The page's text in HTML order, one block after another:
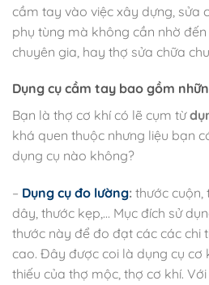
cầm tay vào việc xây dựng, sửa
phụ tùng mà không cần nhờ
chuyên gia, hay thợ sửa chữa
Dụng cụ cầm tay bao gồm
Bạn là thợ cơ khí có lẽ cụm từ
khá quen thuộc nhưng liệu bạn
dụng cụ nào không?
– Dụng cụ đo lường: thước cuộn,
dây, thước kẹp,… Mục đích sử
thước này để đo đạt các các chi
cao. Đây được coi là dụng cụ cơ
thiếu của thợ mộc, thợ cơ khí.